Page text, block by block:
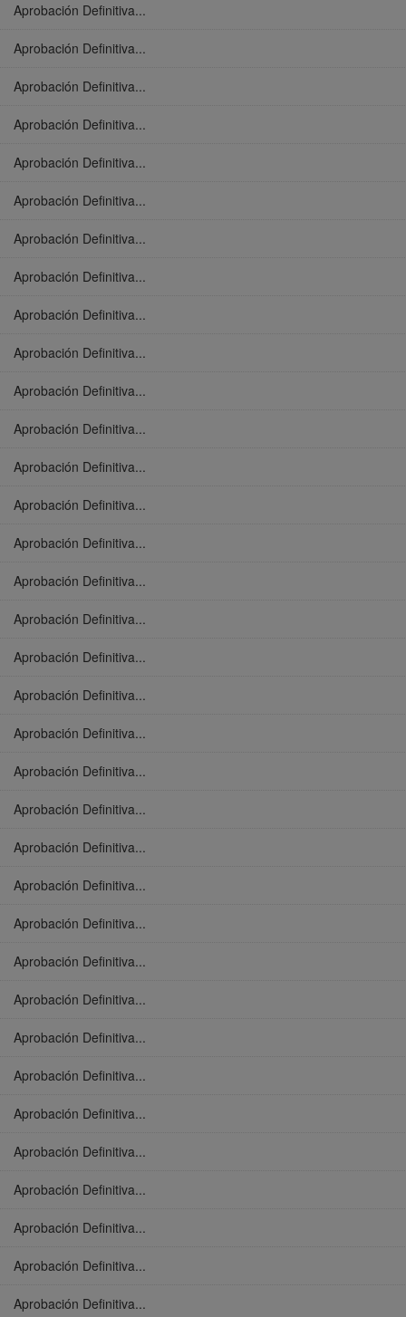
Aprobación Definitiva...
Aprobación Definitiva...
Aprobación Definitiva...
Aprobación Definitiva...
Aprobación Definitiva...
Aprobación Definitiva...
Aprobación Definitiva...
Aprobación Definitiva...
Aprobación Definitiva...
Aprobación Definitiva...
Aprobación Definitiva...
Aprobación Definitiva...
Aprobación Definitiva...
Aprobación Definitiva...
Aprobación Definitiva...
Aprobación Definitiva...
Aprobación Definitiva...
Aprobación Definitiva...
Aprobación Definitiva...
Aprobación Definitiva...
Aprobación Definitiva...
Aprobación Definitiva...
Aprobación Definitiva...
Aprobación Definitiva...
Aprobación Definitiva...
Aprobación Definitiva...
Aprobación Definitiva...
Aprobación Definitiva...
Aprobación Definitiva...
Aprobación Definitiva...
Aprobación Definitiva...
Aprobación Definitiva...
Aprobación Definitiva...
Aprobación Definitiva...
Aprobación Definitiva...